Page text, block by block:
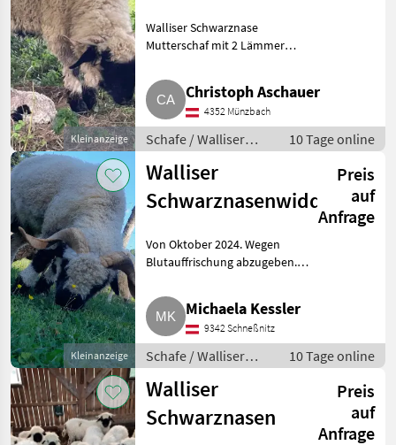
Kleinanzeige
Walliser Schwarznase
Mutterschaf mit 2 Lämmer
Gesamtpreis. Schafe Walliser
Schwarznasenschafe
Christoph Aschauer
4352 Münzbach
Schafe / Walliser
Schwarznasenschafe
10 Tage online
Kleinanzeige
Walliser
Schwarznasenwidder
Preis
auf
Anfrage
Von Oktober 2024. Wegen
Blutauffrischung abzugeben.
Schafe Walliser
Schwarznasenschafe
Michaela Kessler
9342 Schneßnitz
Schafe / Walliser
Schwarznasenschafe
10 Tage online
Walliser
Schwarznasen
Preis
auf
Anfrage